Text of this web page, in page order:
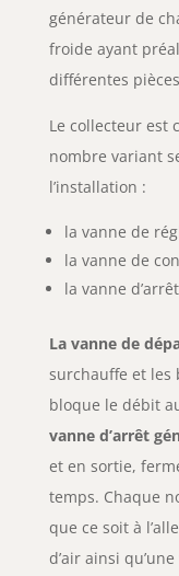
générateur de
froide ayant
différentes
Le collecteur est
nombre variant
l’installation :
la vanne de
la vanne de
la vanne
La vanne de
surchauffe et les
bloque le débit
vanne d’arrêt
et en sortie,
temps. Chaque
que ce soit à
d’air ainsi